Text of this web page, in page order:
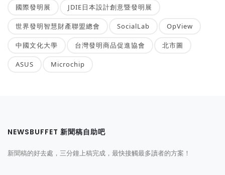
國際發明展 JDIE日本設計創意暨發明展
世界發明智慧財產聯盟總會 SocialLab OpView
中國文化大學 台灣發明商品促進協會 北市圖
ASUS Microchip
NEWSBUFFET 新聞稿自助吧
新聞稿的好去處，三分鐘上稿完成，最快接觸最多讀者的方案！